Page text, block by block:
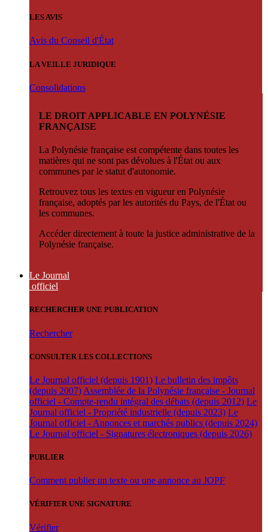
LES AVIS
Avis du Conseil d'État
LA VEILLE JURIDIQUE
Consolidations
LE DROIT APPLICABLE EN POLYNÉSIE
FRANÇAISE
La Polynésie française est compétente dans toutes les
matières qui ne sont pas dévolues à l'État ou aux
communes par le statut d'autonomie.
Retrouvez tous les textes en vigueur en Polynésie
française, adoptés par les autorités du Pays, de l'État ou
les communes.
Accéder directement à toute la justice administrative de la
Polynésie française.
Le Journal
officiel
RECHERCHER UNE PUBLICATION
Rechercher
CONSULTER LES COLLECTIONS
Le Journal officiel (depuis 1901) Le bulletin des impôts
(depuis 2007) Assemblée de la Polynésie française - Journal
officiel - Compte-rendu intégral des débats (depuis 2012) Le
Journal officiel - Propriété industrielle (depuis 2023) Le
Journal officiel - Annonces et marchés publics (depuis 2024)
Le Journal officiel - Signatures électroniques (depuis 2026)
PUBLIER
Comment publier un texte ou une annonce au JOPF
VÉRIFIER UNE SIGNATURE
Vérifier